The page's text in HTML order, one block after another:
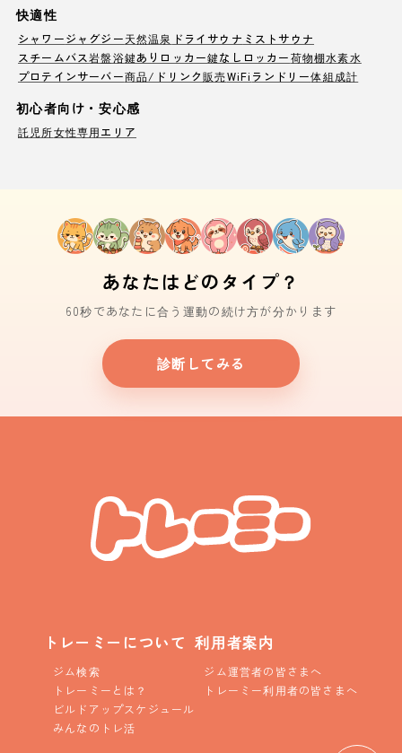
快適性
シャワージャグジー天然温泉 ドライサウナ ミストサウナ
スチームバス岩盤浴鍵ありロッカー鍵なしロッカー荷物棚水素水
プロテインサーバー商品/ドリンク販売WiFi ランドリー体組成計
初心者向け・安心感
託児所女性専用エリア
あなたはどのタイプ？
60秒であなたに合う運動の続け方が分かります
診断してみる
トレーミーについて
ジム検索
トレーミーとは？
ビルドアップスケジュール
みんなのトレ活
利用者案内
ジム運営者の皆さまへ
トレーミー利用者の皆さまへ